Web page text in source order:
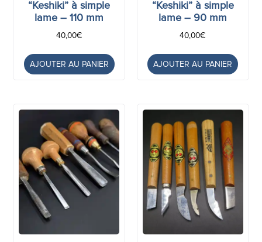
“Keshiki” à simple
lame – 110 mm
40,00€
AJOUTER AU PANIER
“Keshiki” à simple
lame – 90 mm
40,00€
AJOUTER AU PANIER